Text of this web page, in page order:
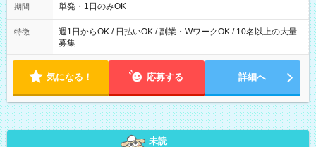
期間 単発・1日のみOK
特徴
週1日からOK / 日払いOK / 副業・WワークOK / 10名以上の大量
募集
気になる！ 応募する 詳細へ
未読